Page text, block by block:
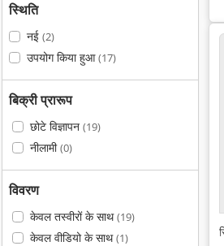
स्थिति
नई (2)
उपयोग किया हुआ(17)
बिक्री प्रारूप
छोटे विज्ञापन (19)
नीलामी(0)
विवरण
केवल तस्वीरों के साथ(19)
केवल वीडियो के साथ(1)